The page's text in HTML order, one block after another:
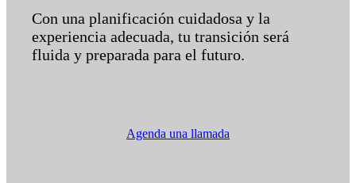
Con una planificación cuidadosa y la
experiencia adecuada, tu transición será
fluida y preparada para el futuro.
Agenda una llamada